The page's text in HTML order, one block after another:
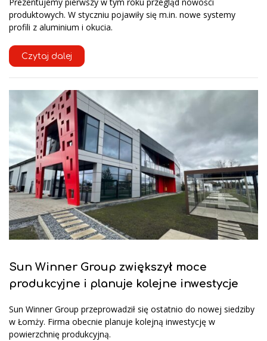
produktowych. W styczniu pojawiły się m.in. nowe systemy
profili z aluminium i okucia.
Czytaj dalej
Sun Winner Group zwiększył moce
produkcyjne i planuje kolejne inwestycje
Sun Winner Group przeprowadził się ostatnio do nowej siedziby
w Łomży. Firma obecnie planuje kolejną inwestycję w
powierzchnię produkcyjną.